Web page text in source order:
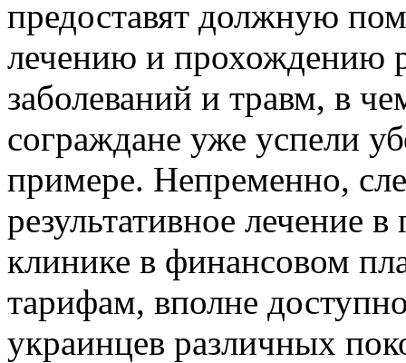
предоставят должную
лечению и прохождению
заболеваний и травм, в
сограждане уже успели
примере. Непременно,
результативное лечение
клинике в финансовом
тарифам, вполне
украинцев различных